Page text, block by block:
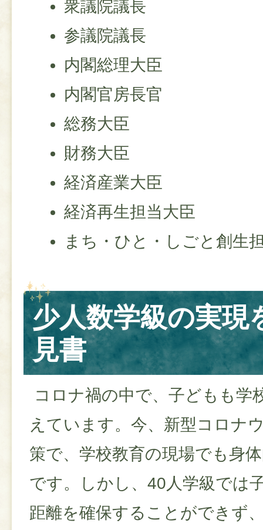
衆議院議長
参議院議長
内閣総理大臣
内閣官房長官
総務大臣
財務大臣
経済産業大臣
経済再生担当大臣
まち・ひと・しごと創生
少人数学級の実現
見書
コロナ禍の中で、子どもも学
えています。今、新型コロナ
策で、学校教育の現場でも身
です。しかし、40人学級では
距離を確保することができず